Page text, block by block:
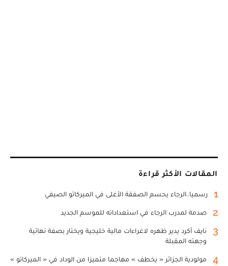
المقالات الأكثر قراءة
1 رسميا..الرجاء يحسم الصفقة الأغلى في الميركاتو الصيفي
2 صدمة لمدرب الرجاء في استعداداته للموسم الجديد
3
نايف أكرد يدير ظهره لاغراءات مالية خليجية ويختار بصفة نهائية
وجهته المقبلة
4 مولودية الجزائر « يخطف » مهاجما متميزا من الوداد في « الميركاتو »